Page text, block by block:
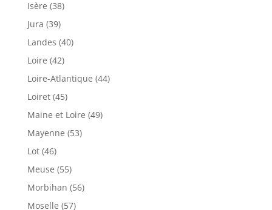
Isère (38)
Jura (39)
Landes (40)
Loire (42)
Loire-Atlantique (44)
Loiret (45)
Maine et Loire (49)
Mayenne (53)
Lot (46)
Meuse (55)
Morbihan (56)
Moselle (57)